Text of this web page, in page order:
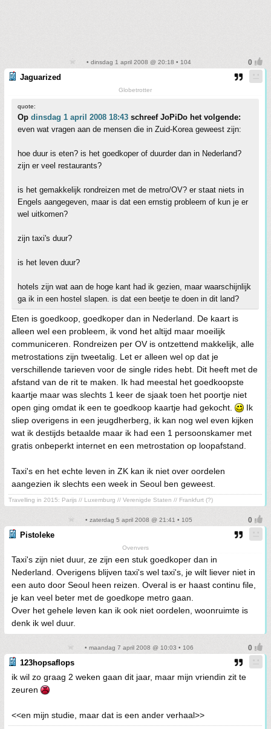
• dinsdag 1 april 2008 @ 20:18 • 104
Jaguarized
Globetrotter
quote:
Op dinsdag 1 april 2008 18:43 schreef JoPiDo het volgende:
even wat vragen aan de mensen die in Zuid-Korea geweest zijn:
hoe duur is eten? is het goedkoper of duurder dan in Nederland?
zijn er veel restaurants?
is het gemakkelijk rondreizen met de metro/OV? er staat niets in
Engels aangegeven, maar is dat een ernstig probleem of kun je er
wel uitkomen?
zijn taxi's duur?
is het leven duur?
hotels zijn wat aan de hoge kant had ik gezien, maar waarschijnlijk
ga ik in een hostel slapen. is dat een beetje te doen in dit land?
Eten is goedkoop, goedkoper dan in Nederland. De kaart is
alleen wel een probleem, ik vond het altijd maar moeilijk
communiceren. Rondreizen per OV is ontzettend makkelijk, alle
metrostations zijn tweetalig. Let er alleen wel op dat je
verschillende tarieven voor de single rides hebt. Dit heeft met de
afstand van de rit te maken. Ik had meestal het goedkoopste
kaartje maar was slechts 1 keer de sjaak toen het poortje niet
open ging omdat ik een te goedkoop kaartje had gekocht.
Ik
sliep overigens in een jeugdherberg, ik kan nog wel even kijken
wat ik destijds betaalde maar ik had een 1 persoonskamer met
gratis onbeperkt internet en een metrostation op loopafstand.
Taxi's en het echte leven in ZK kan ik niet over oordelen
aangezien ik slechts een week in Seoul ben geweest.
Travelling in 2015: Parijs // Luxemburg // Verenigde Staten // Frankfurt (?)
• zaterdag 5 april 2008 @ 21:41 • 105
Pistoleke
Ovenvers
Taxi's zijn niet duur, ze zijn een stuk goedkoper dan in
Nederland. Overigens blijven taxi's wel taxi's, je wilt liever niet in
een auto door Seoul heen reizen. Overal is er haast continu file,
je kan veel beter met de goedkope metro gaan.
Over het gehele leven kan ik ook niet oordelen, woonruimte is
denk ik wel duur.
• maandag 7 april 2008 @ 10:03 • 106
123hopsaflops
ik wil zo graag 2 weken gaan dit jaar, maar mijn vriendin zit te
zeuren
<<en mijn studie, maar dat is een ander verhaal>>